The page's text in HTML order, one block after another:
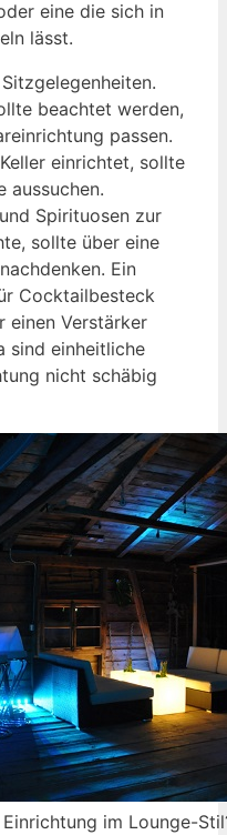
eine die sich in
lässt.
beachtet werden,
passen.
einrichtet, sollte
aussuchen.
Spirituosen zur
sollte über eine
Ein
Cocktailbesteck
einen Verstärker
sind einheitliche
nicht schäbig
im Lounge-